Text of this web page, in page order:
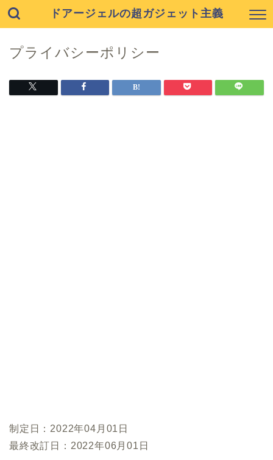
ドアージェルの超ガジェット主義
プライバシーポリシー
制定日：2022年04月01日
最終改訂日：2022年06月01日